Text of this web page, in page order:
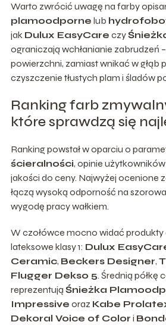
Warto zwrócić uwagę na farby
plamoodporne lub
jak Dulux EasyCare czy
ograniczają wchłanianie zabrudzeń
powierzchni, zamiast wnikać w głąb
czyszczenie tłustych plam i śladów
Ranking farb
które sprawdzą się
Ranking powstał w oparciu o
ścieralności, opinie
jakości do ceny. Najwyżej ocenione
łączą wysoką odporność na
wygodę pracy wałkiem.
W czołówce mocno widać produkty
lateksowe klasy 1: Dulux
Ceramic, Beckers Designer,
Flugger Dekso 5. Średnią półkę
reprezentują Śnieżka
Impressive oraz Kabe
Dekoral Voice of Color i